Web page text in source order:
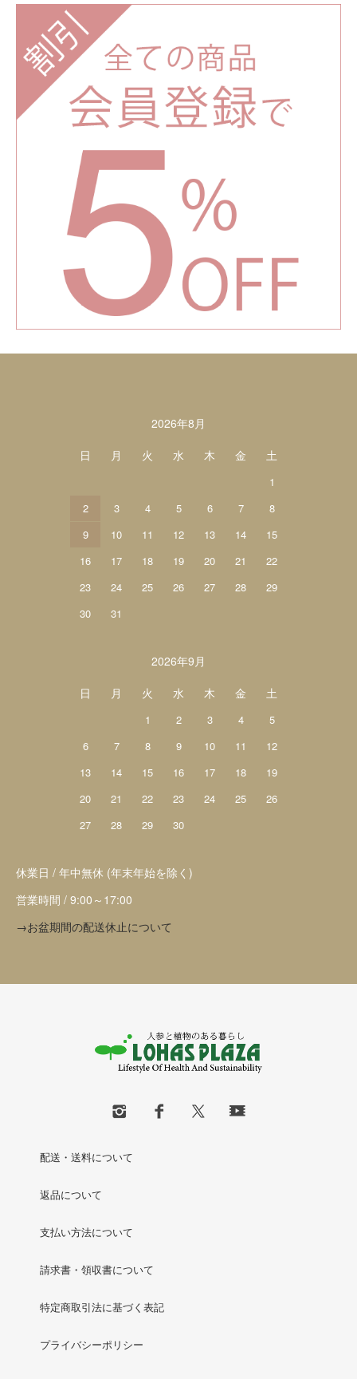
2026年8月
日
月 火 水 木 金 土
1
2
3 4 5 6 7
8
9
10 11 12 13 14
15
16
17 18 19 20 21
22
23
24 25 26 27 28
29
30
31
2026年9月
日
月 火 水 木 金 土
1 2 3 4
5
6
7 8 9 10 11
12
13
14 15 16 17 18
19
20
21 22 23 24 25
26
27
28 29 30
休業日 / 年中無休 (年末年始を除く)
営業時間 / 9:00～17:00
→お盆期間の配送休止について
配送・送料について
返品について
支払い方法について
請求書・領収書について
特定商取引法に基づく表記
プライバシーポリシー